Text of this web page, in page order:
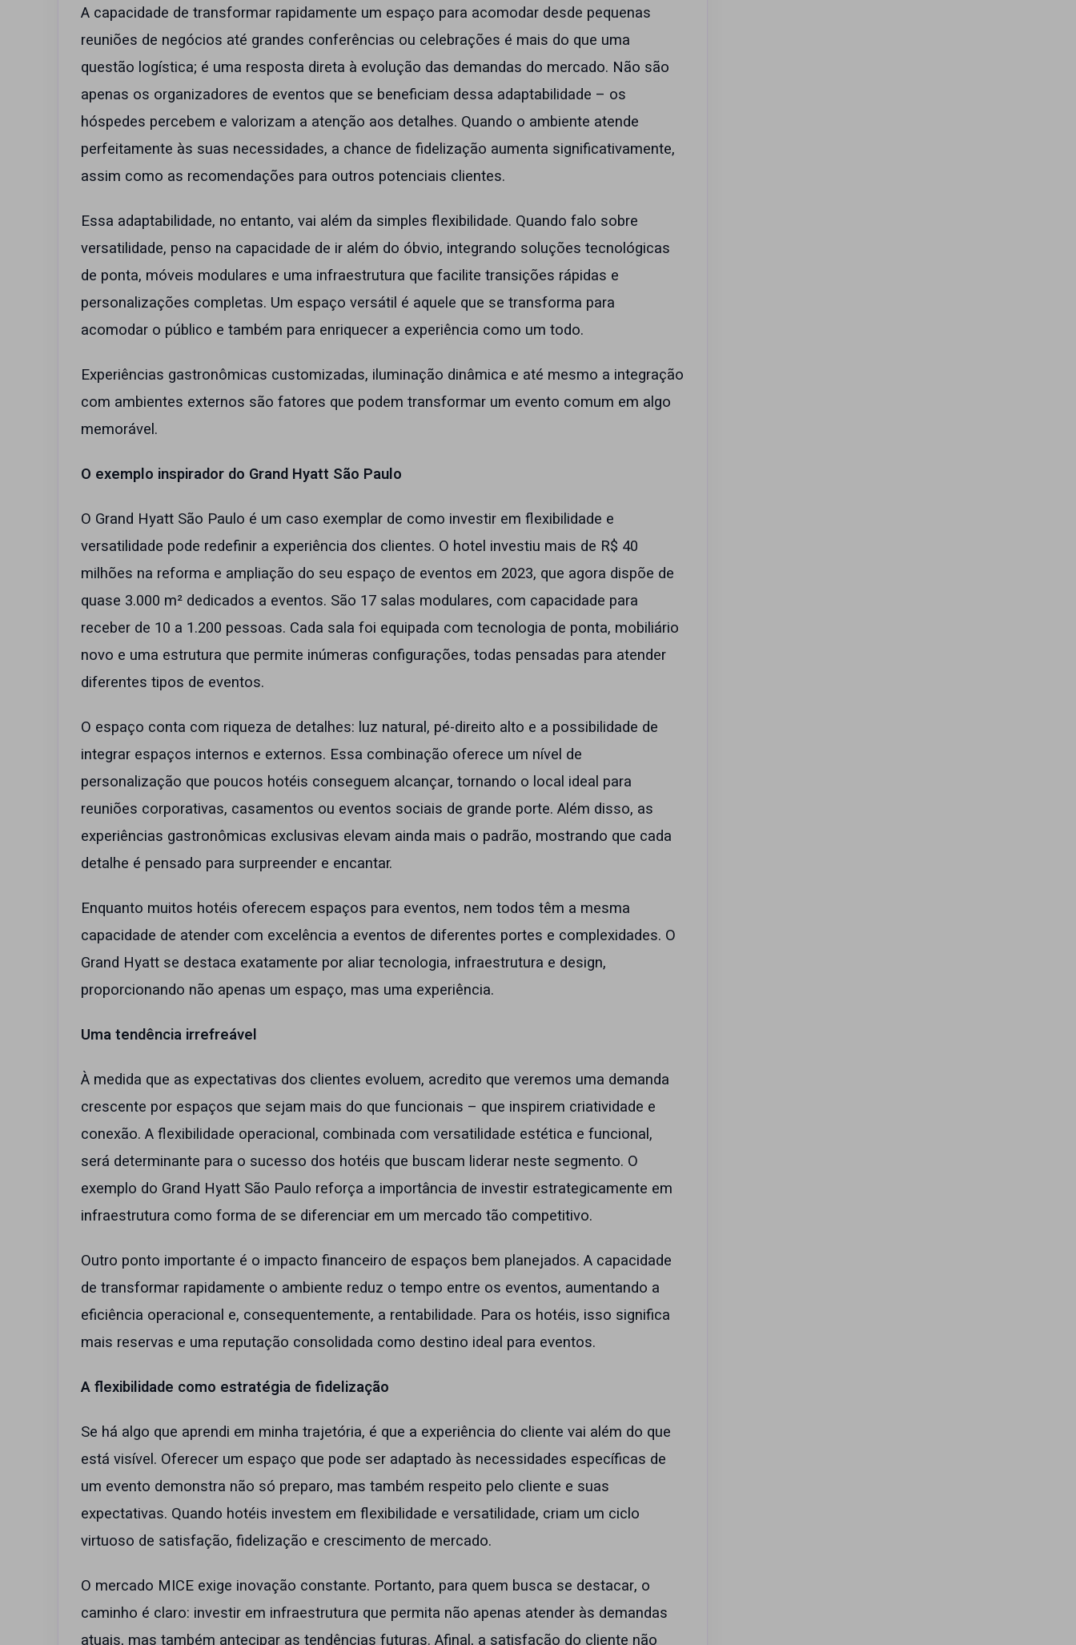
A capacidade de transformar rapidamente um espaço para acomodar desde pequenas
reuniões de negócios até grandes conferências ou celebrações é mais do que uma
questão logística; é uma resposta direta à evolução das demandas do mercado. Não são
apenas os organizadores de eventos que se beneficiam dessa adaptabilidade – os
hóspedes percebem e valorizam a atenção aos detalhes. Quando o ambiente atende
perfeitamente às suas necessidades, a chance de fidelização aumenta significativamente,
assim como as recomendações para outros potenciais clientes.
Essa adaptabilidade, no entanto, vai além da simples flexibilidade. Quando falo sobre
versatilidade, penso na capacidade de ir além do óbvio, integrando soluções tecnológicas
de ponta, móveis modulares e uma infraestrutura que facilite transições rápidas e
personalizações completas. Um espaço versátil é aquele que se transforma para
acomodar o público e também para enriquecer a experiência como um todo.
Experiências gastronômicas customizadas, iluminação dinâmica e até mesmo a integração
com ambientes externos são fatores que podem transformar um evento comum em algo
memorável.
O exemplo inspirador do Grand Hyatt São Paulo
O Grand Hyatt São Paulo é um caso exemplar de como investir em flexibilidade e
versatilidade pode redefinir a experiência dos clientes. O hotel investiu mais de R$ 40
milhões na reforma e ampliação do seu espaço de eventos em 2023, que agora dispõe de
quase 3.000 m² dedicados a eventos. São 17 salas modulares, com capacidade para
receber de 10 a 1.200 pessoas. Cada sala foi equipada com tecnologia de ponta, mobiliário
novo e uma estrutura que permite inúmeras configurações, todas pensadas para atender
diferentes tipos de eventos.
O espaço conta com riqueza de detalhes: luz natural, pé-direito alto e a possibilidade de
integrar espaços internos e externos. Essa combinação oferece um nível de
personalização que poucos hotéis conseguem alcançar, tornando o local ideal para
reuniões corporativas, casamentos ou eventos sociais de grande porte. Além disso, as
experiências gastronômicas exclusivas elevam ainda mais o padrão, mostrando que cada
detalhe é pensado para surpreender e encantar.
Enquanto muitos hotéis oferecem espaços para eventos, nem todos têm a mesma
capacidade de atender com excelência a eventos de diferentes portes e complexidades. O
Grand Hyatt se destaca exatamente por aliar tecnologia, infraestrutura e design,
proporcionando não apenas um espaço, mas uma experiência.
Uma tendência irrefreável
À medida que as expectativas dos clientes evoluem, acredito que veremos uma demanda
crescente por espaços que sejam mais do que funcionais – que inspirem criatividade e
conexão. A flexibilidade operacional, combinada com versatilidade estética e funcional,
será determinante para o sucesso dos hotéis que buscam liderar neste segmento. O
exemplo do Grand Hyatt São Paulo reforça a importância de investir estrategicamente em
infraestrutura como forma de se diferenciar em um mercado tão competitivo.
Outro ponto importante é o impacto financeiro de espaços bem planejados. A capacidade
de transformar rapidamente o ambiente reduz o tempo entre os eventos, aumentando a
eficiência operacional e, consequentemente, a rentabilidade. Para os hotéis, isso significa
mais reservas e uma reputação consolidada como destino ideal para eventos.
A flexibilidade como estratégia de fidelização
Se há algo que aprendi em minha trajetória, é que a experiência do cliente vai além do que
está visível. Oferecer um espaço que pode ser adaptado às necessidades específicas de
um evento demonstra não só preparo, mas também respeito pelo cliente e suas
expectativas. Quando hotéis investem em flexibilidade e versatilidade, criam um ciclo
virtuoso de satisfação, fidelização e crescimento de mercado.
O mercado MICE exige inovação constante. Portanto, para quem busca se destacar, o
caminho é claro: investir em infraestrutura que permita não apenas atender às demandas